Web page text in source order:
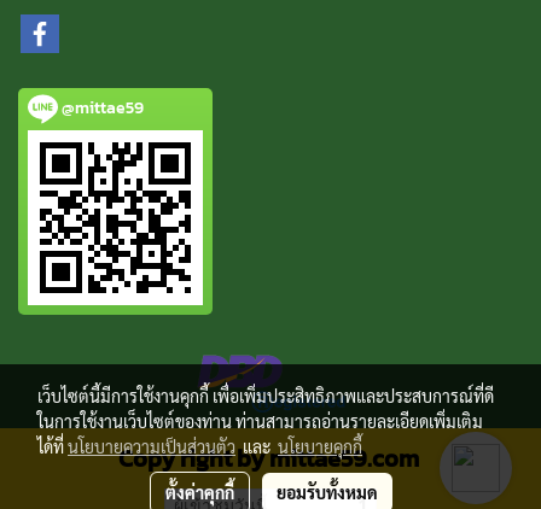
@mittae59
Copy right by mittae59.com
เว็บไซต์นี้มีการใช้งานคุกกี้ เพื่อเพิ่มประสิทธิภาพและประสบการณ์ที่ดี
ในการใช้งานเว็บไซต์ของท่าน ท่านสามารถอ่านรายละเอียดเพิ่มเติม
ได้ที่นโยบายความเป็นส่วนตัวและ นโยบายคุกกี้
ตั้งค่าคุกกี้ ยอมรับทั้งหมด